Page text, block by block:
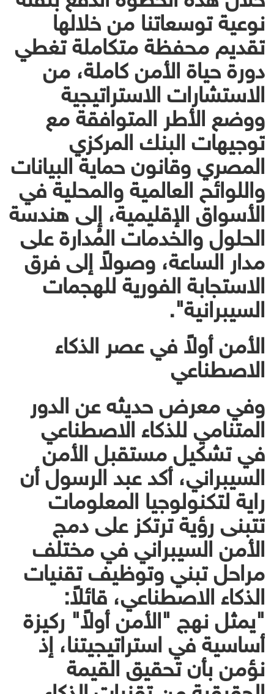
نوعية توسعاتنا من خلالها
تقديم محفظة متكاملة تغطي
دورة حياة الأمن كاملة، من
الاستشارات الاستراتيجية
ووضع الأطر المتوافقة مع
توجيهات البنك المركزي
المصري وقانون حماية البيانات
واللوائح العالمية والمحلية في
الأسواق الإقليمية، إلى هندسة
الحلول والخدمات المُدارة على
مدار الساعة، وصولاً إلى فرق
الاستجابة الفورية للهجمات
السيبرانية".
الأمن أولاً في عصر الذكاء
الاصطناعي
وفي معرض حديثه عن الدور
المتنامي للذكاء الاصطناعي
في تشكيل مستقبل الأمن
السيبراني، أكد عبد الرسول أن
راية لتكنولوجيا المعلومات
تتبنى رؤية ترتكز على دمج
الأمن السيبراني في مختلف
مراحل تبني وتوظيف تقنيات
الذكاء الاصطناعي، قائلاً:
"يمثل نهج "الأمن أولاً" ركيزة
أساسية في استراتيجيتنا، إذ
نؤمن بأن تحقيق القيمة